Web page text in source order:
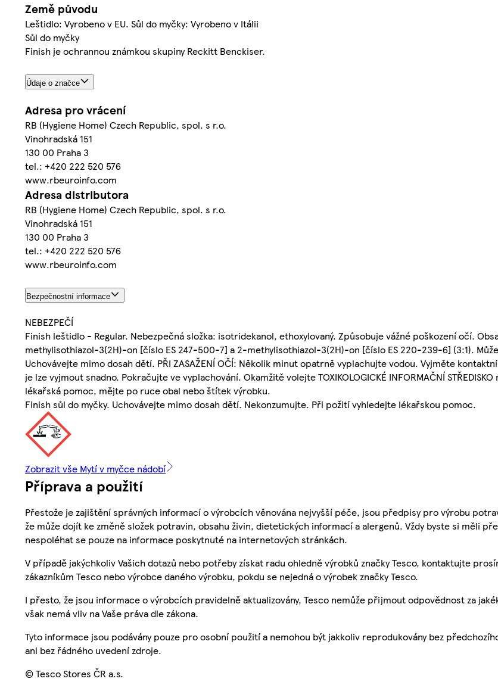
Země původu
Leštidlo: Vyrobeno v EU. Sůl do myčky: Vyrobeno v Itálii
Sůl do myčky
Finish je ochrannou známkou skupiny Reckitt Benckiser.
Údaje o značce
Adresa pro vrácení
RB (Hygiene Home) Czech Republic, spol. s r.o.
Vinohradská 151
130 00 Praha 3
tel.: +420 222 520 576
www.rbeuroinfo.com
Adresa distributora
RB (Hygiene Home) Czech Republic, spol. s r.o.
Vinohradská 151
130 00 Praha 3
tel.: +420 222 520 576
www.rbeuroinfo.com
Bezpečnostní informace
NEBEZPEČÍ
Finish leštidlo - Regular. Nebezpečná složka: isotridekanol, ethoxylovaný. Způsobuje vážné poškození očí.
methylisothiazol-3(2H)-on [číslo ES 247-500-7] a 2-methylisothiazol-3(2H)-on [číslo ES 220-239-6] (3:1).
Uchovávejte mimo dosah dětí. PŘI ZASAŽENÍ OČÍ: Několik minut opatrně vyplachujte vodou. Vyjměte
je lze vyjmout snadno. Pokračujte ve vyplachování. Okamžitě volejte TOXIKOLOGICKÉ INFORMAČNÍ
lékařská pomoc, mějte po ruce obal nebo štítek výrobku.
Finish sůl do myčky. Uchovávejte mimo dosah dětí. Nekonzumujte. Při požití vyhledejte lékařskou pomoc.
Zobrazit vše Mytí v myčce nádobí
Příprava a použití
Přestože je zajištění správných informací o výrobcích věnována nejvyšší péče, jsou předpisy pro výrobu
že může dojít ke změně složek potravin, obsahu živin, dietetických informací a alergenů. Vždy byste si měli
nespoléhat se pouze na informace poskytnuté na internetových stránkách.
V případě jakýchkoliv Vašich dotazů nebo potřeby získat radu ohledně výrobků značky Tesco, kontaktujte
zákazníkům Tesco nebo výrobce daného výrobku, pokdu se nejedná o výrobek značky Tesco.
I přesto, že jsou informace o výrobcích pravidelně aktualizovány, Tesco nemůže přijmout odpovědnost za
však nemá vliv na Vaše práva dle zákona.
Tyto informace jsou podávány pouze pro osobní použití a nemohou být jakkoliv reprodukovány bez
ani bez řádného uvedení zdroje.
© Tesco Stores ČR a.s.